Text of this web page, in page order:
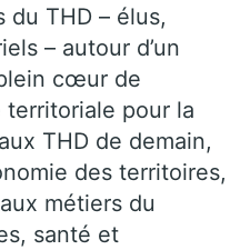
du THD – élus,
– autour d’un
cœur de
territoriale pour la
THD de demain,
des territoires,
métiers du
santé et